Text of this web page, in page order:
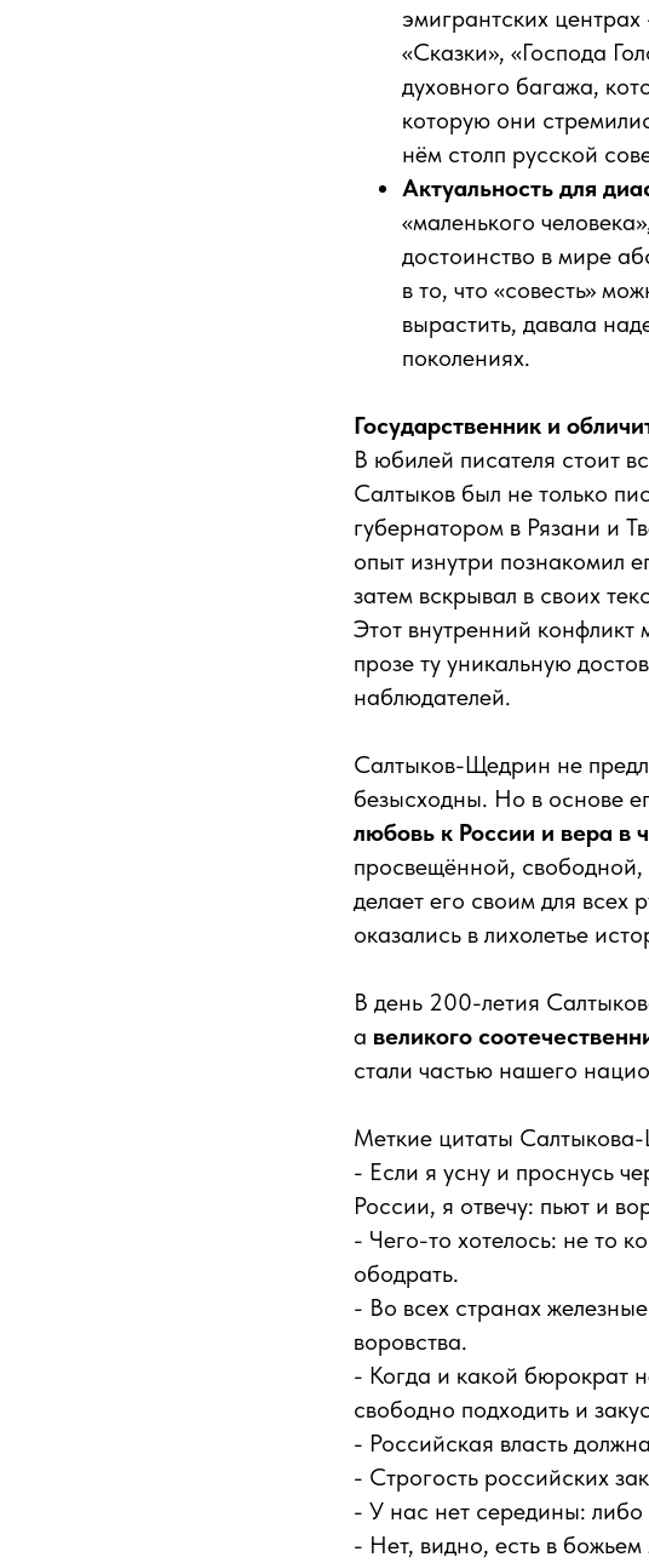
эмигрантских
«Сказки», «Господа
духовного багажа,
которую они
нём столп русской
Актуальность для
«маленького
достоинство в мире
в то, что «совесть»
вырастить, давала
поколениях.
Государственник и
В юбилей писателя стоит
Салтыков был не только
губернатором в Рязани и
опыт изнутри познакомил
затем вскрывал в своих
Этот внутренний
прозе ту уникальную
наблюдателей.
Салтыков-Щедрин не
безысходны. Но в основе
любовь к России и вера в
просвещённой, свободной,
делает его своим для всех
оказались в лихолетье
В день 200-летия
а великого
стали частью нашего
Меткие цитаты
- Если я усну и проснусь
России, я отвечу: пьют и
- Чего-то хотелось: не то
ободрать.
- Во всех странах
воровства.
- Когда и какой бюрократ
свободно подходить и
- Российская власть
- Строгость российских
- У нас нет середины: либо
- Нет, видно, есть в